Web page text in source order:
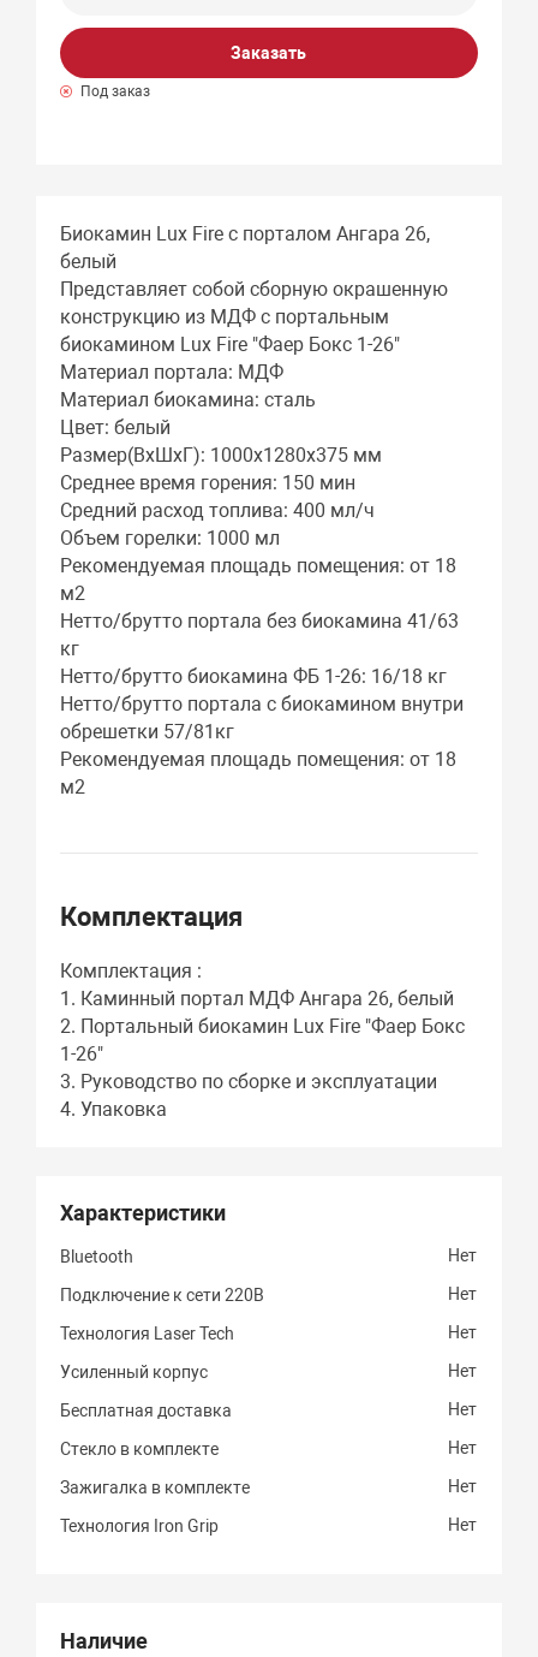
Заказать
Под заказ
Биокамин Lux Fire с порталом Ангара 26,
белый
Представляет собой сборную окрашенную
конструкцию из МДФ c портальным
биокамином Lux Fire "Фаер Бокс 1-26"
Материал портала: МДФ
Материал биокамина: сталь
Цвет: белый
Размер(ВхШхГ): 1000х1280х375 мм
Среднее время горения: 150 мин
Средний расход топлива: 400 мл/ч
Объем горелки: 1000 мл
Рекомендуемая площадь помещения: от 18
м2
Нетто/брутто портала без биокамина 41/63
кг
Нетто/брутто биокамина ФБ 1-26: 16/18 кг
Нетто/брутто портала с биокамином внутри
обрешетки 57/81кг
Рекомендуемая площадь помещения: от 18
м2
Комплектация
Комплектация :
1. Каминный портал МДФ Ангара 26, белый
2. Портальный биокамин Lux Fire "Фаер Бокс
1-26"
3. Руководство по сборке и эксплуатации
4. Упаковка
Характеристики
Bluetooth Нет
Подключение к сети 220В Нет
Технология Laser Tech Нет
Усиленный корпус Нет
Бесплатная доставка Нет
Стекло в комплекте Нет
Зажигалка в комплекте Нет
Технология Iron Grip Нет
Наличие